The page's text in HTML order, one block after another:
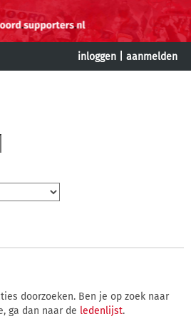
inloggen aanmelden
doorzoeken. Ben je op zoek naar
ga dan naar de ledenlijst.